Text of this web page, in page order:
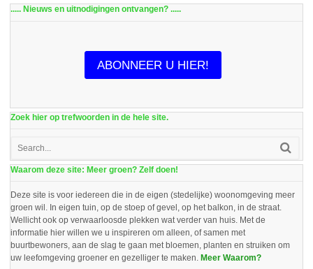
..... Nieuws en uitnodigingen ontvangen? .....
ABONNEER U HIER!
Zoek hier op trefwoorden in de hele site.
Waarom deze site: Meer groen? Zelf doen!
Deze site is voor iedereen die in de eigen (stedelijke) woonomgeving meer
groen wil. In eigen tuin, op de stoep of gevel, op het balkon, in de straat.
Wellicht ook op verwaarloosde plekken wat verder van huis. Met de
informatie hier willen we u inspireren om alleen, of samen met
buurtbewoners, aan de slag te gaan met bloemen, planten en struiken om
uw leefomgeving groener en gezelliger te maken. Meer Waarom?